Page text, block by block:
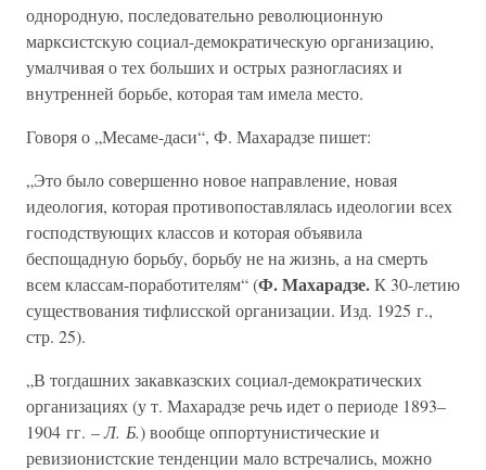
однородную, последовательно революционную
марксистскую социал-демократическую организацию,
умалчивая о тех больших и острых разногласиях и
внутренней борьбе, которая там имела место.
Говоря о „Месаме-даси“, Ф. Махарадзе пишет:
„Это было совершенно новое направление, новая
идеология, которая противопоставлялась идеологии всех
господствующих классов и которая объявила
беспощадную борьбу, борьбу не на жизнь, а на смерть
всем классам-поработителям“ (Ф. Махарадзе.К 30-летию
существования тифлисской организации. Изд. 1925 г.,
стр. 25).
„В тогдашних закавказских социал-демократических
организациях (у т. Махарадзе речь идет о периоде 1893–
1904 гг. –Л. Б.) вообще оппортунистические и
ревизионистские тенденции мало встречались, можно